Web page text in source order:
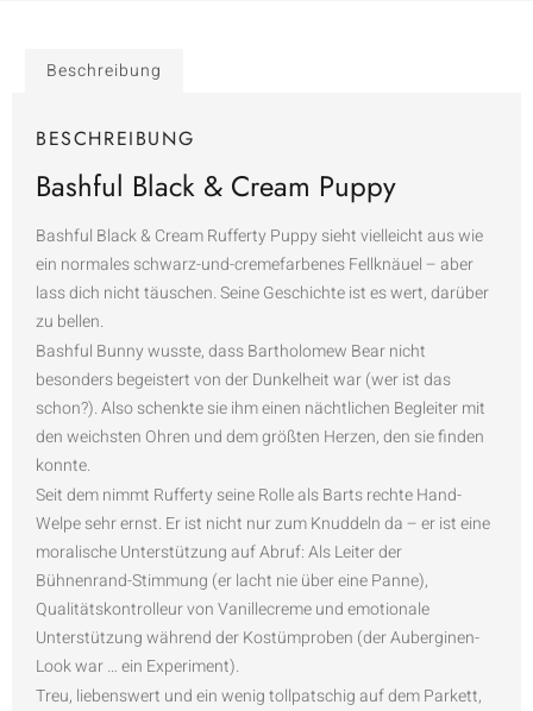
Beschreibung
BESCHREIBUNG
Bashful Black & Cream Puppy
Bashful Black & Cream Rufferty Puppy sieht vielleicht aus wie
ein normales schwarz-und-cremefarbenes Fellknäuel – aber
lass dich nicht täuschen. Seine Geschichte ist es wert, darüber
zu bellen.
Bashful Bunny wusste, dass Bartholomew Bear nicht
besonders begeistert von der Dunkelheit war (wer ist das
schon?). Also schenkte sie ihm einen nächtlichen Begleiter mit
den weichsten Ohren und dem größten Herzen, den sie finden
konnte.
Seit dem nimmt Rufferty seine Rolle als Barts rechte Hand-
Welpe sehr ernst. Er ist nicht nur zum Knuddeln da – er ist eine
moralische Unterstützung auf Abruf: Als Leiter der
Bühnenrand-Stimmung (er lacht nie über eine Panne),
Qualitätskontrolleur von Vanillecreme und emotionale
Unterstützung während der Kostümproben (der Auberginen-
Look war … ein Experiment).
Treu, liebenswert und ein wenig tollpatschig auf dem Parkett,